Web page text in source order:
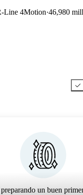
Line 4Motion 46,980
preparando un buen